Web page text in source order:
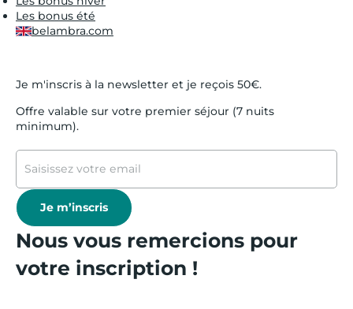
Les bonus été
belambra.com
Je m'inscris à la newsletter et je reçois 50€.
Offre valable sur votre premier séjour (7 nuits
minimum).
Je m’inscris
Nous vous remercions pour
votre inscription !